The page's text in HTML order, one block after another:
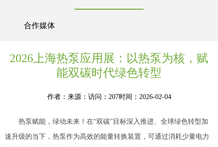
合作媒体
2026上海热泵应用展：以热泵为核，赋
能双碳时代绿色转型
作者： 来源： 访问：207时间：2026-02-04
热泵赋能，绿动未来！在“双碳”目标深入推进、全球绿色转型加
速升级的当下，热泵作为高效的能量转换装置，可通过消耗少量电力